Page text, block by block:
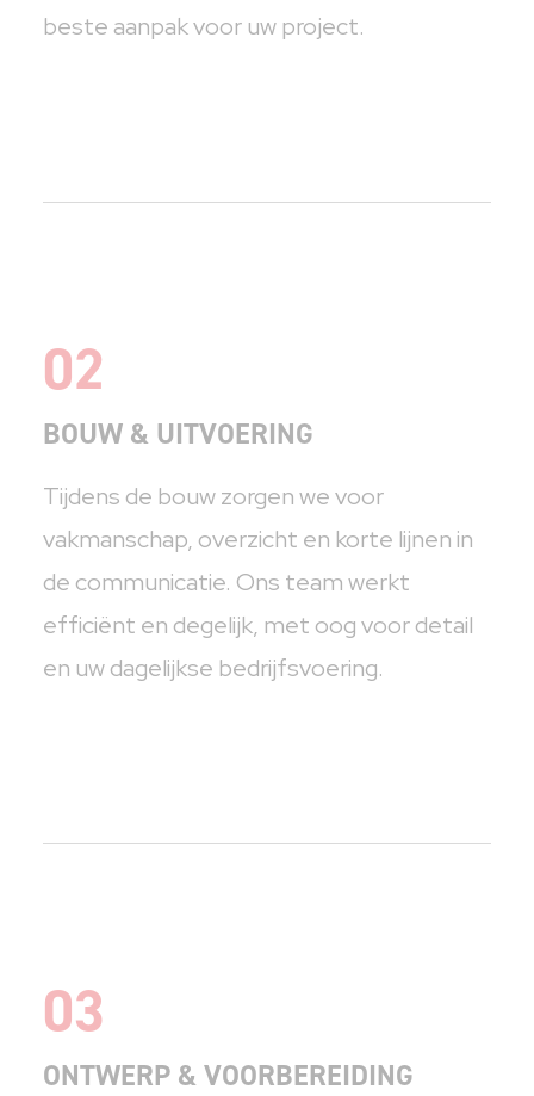
beste aanpak voor uw project.
02
BOUW & UITVOERING
Tijdens de bouw zorgen we voor
vakmanschap, overzicht en korte lijnen in
de communicatie. Ons team werkt
efficiënt en degelijk, met oog voor detail
en uw dagelijkse bedrijfsvoering.
03
ONTWERP & VOORBEREIDING